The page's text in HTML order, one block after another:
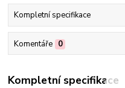
Kompletní specifikace
Komentáře 0
Kompletní specifikace